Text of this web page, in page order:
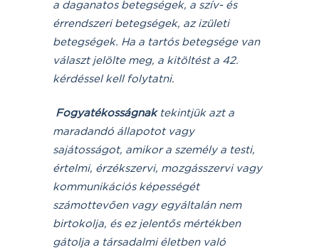
a daganatos betegségek, a szív- és
érrendszeri betegségek, az izuleti
betegségek. Ha a tartós betegsége van
választ jelolte meg, a kitoltést a 42.
kérdéssel kell folytatni.
Fogyatékosságnaktekintjuk azt a
maradandó állapotot vagy
sajátosságot, amikor a személy a testi,
értelmi, érzékszervi, mozgásszervi vagy
kommunikációs képességét
számottevoen vagy egyáltalán nem
birtokolja, és ez jelentos mértékben
gátolja a társadalmi életben való